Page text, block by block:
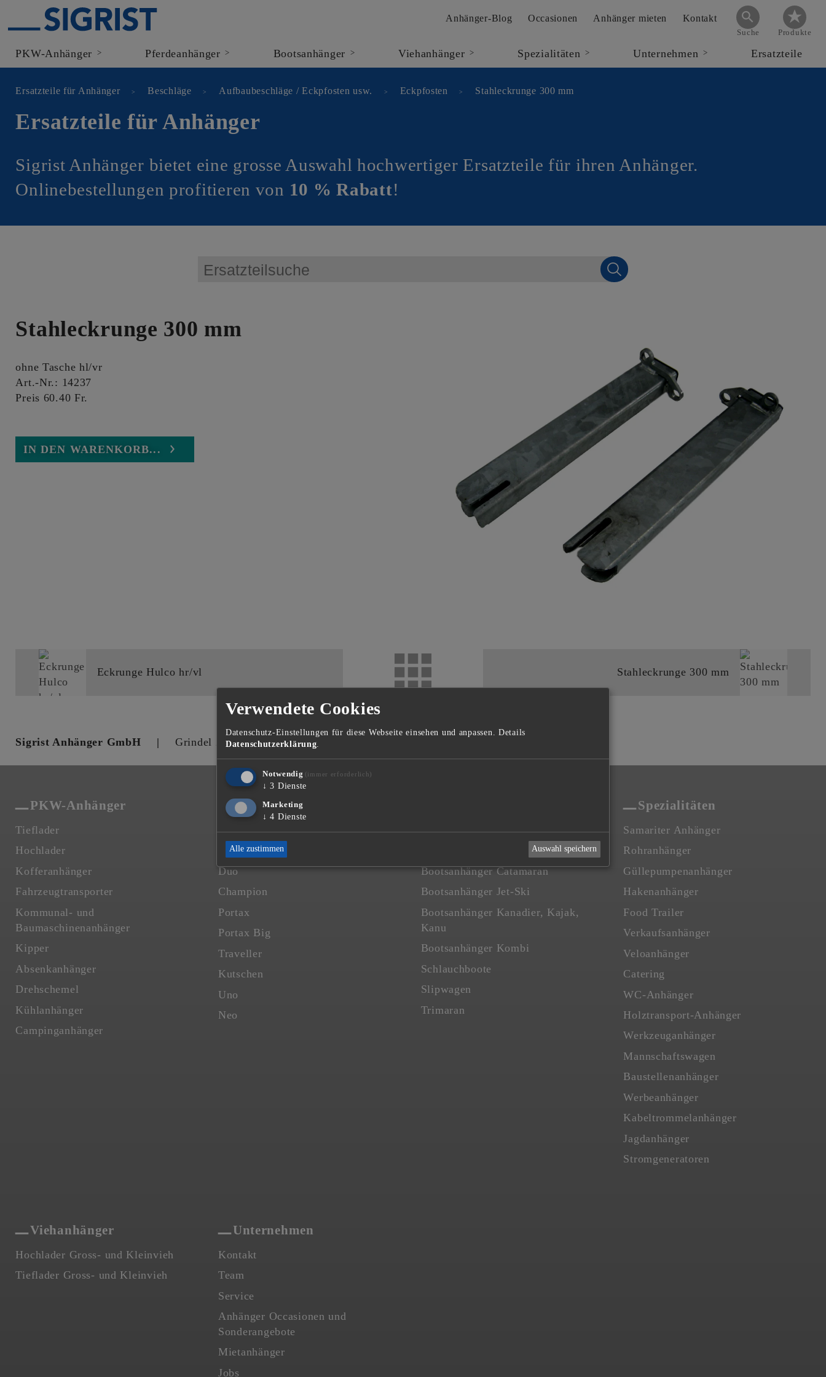
Suche Produkte
Anhänger-Blog Occasionen Anhänger mieten Kontakt
PKW-Anhänger > Pferdeanhänger > Bootsanhänger > Viehanhänger > Spezialitäten > Unternehmen > Ersatzteile
Ersatzteile für Anhänger Beschläge Aufbaubeschläge / Eckpfosten usw. Eckpfosten Stahleckrunge 300 mm
Ersatzteile für Anhänger
Sigrist Anhänger bietet eine grosse Auswahl hochwertiger Ersatzteile für ihren Anhänger.
Onlinebestellungen profitieren von 10 % Rabatt!
Stahleckrunge 300 mm
ohne Tasche hl/vr
Art.-Nr.: 14237
Preis 60.40 Fr.
IN DEN WARENKORB...
Eckrunge Hulco hr/vl Stahleckrunge 300 mm
Sigrist Anhänger GmbH Grindel 20 6017 Ruswil
PKW-Anhänger
Tieflader
Hochlader
Kofferanhänger
Fahrzeugtransporter
Kommunal- und
Baumaschinenanhänger
Kipper
Absenkanhänger
Drehschemel
Kühlanhänger
Campinganhänger
Pferdeanhänger
Comfort
Master
Duo
Champion
Portax
Portax Big
Traveller
Kutschen
Uno
Neo
Motorboote
Bootsanhänger Catamaran
Bootsanhänger Jet-Ski
Bootsanhänger Kanadier, Kajak,
Kanu
Bootsanhänger Kombi
Schlauchboote
Slipwagen
Trimaran
Spezialitäten
Samariter Anhänger
Rohranhänger
Güllepumpenanhänger
Hakenanhänger
Food Trailer
Verkaufsanhänger
Veloanhänger
Catering
WC-Anhänger
Holztransport-Anhänger
Werkzeuganhänger
Mannschaftswagen
Baustellenanhänger
Werbeanhänger
Kabeltrommelanhänger
Jagdanhänger
Stromgeneratoren
Viehanhänger
Hochlader Gross- und Kleinvieh
Tieflader Gross- und Kleinvieh
Unternehmen
Kontakt
Team
Service
Anhänger Occasionen und
Sonderangebote
Mietanhänger
Jobs
Verwendete Cookies
Datenschutz-Einstellungen für diese Webseite einsehen und anpassen.
Details
Datenschutzerklärung
Notwendig (immer erforderlich)
↓ 3 Dienste
Marketing
↓ 4 Dienste
Auswahl speichern
Alle zustimmen